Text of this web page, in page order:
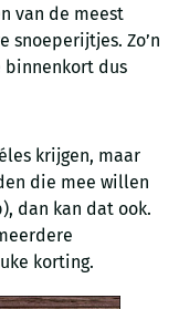
van de meest
snoeperijtjes. Zo’n
binnenkort dus
krijgen, maar
die mee willen
dan kan dat ook.
korting.